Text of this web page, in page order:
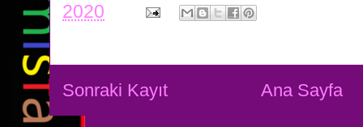
2020
Sonraki Kayıt Ana Sayfa